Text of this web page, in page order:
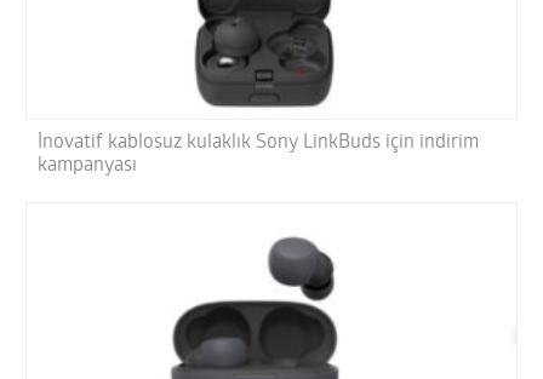
İnovatif kablosuz kulaklık Sony LinkBuds için indirim
kampanyası